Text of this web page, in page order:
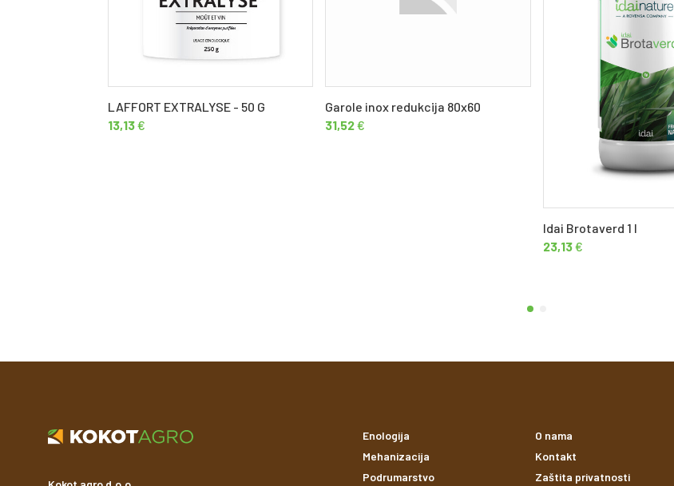
LAFFORT EXTRALYSE - 50 G
13,13€
Garole inox redukcija 80x60
31,52€
Idai Brotaverd 1 l
23,13€
Enologija
Mehanizacija
Podrumarstvo
O nama
Kontakt
Zaštita privatnosti